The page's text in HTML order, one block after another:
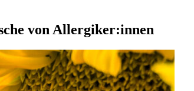
von Allergiker:innen